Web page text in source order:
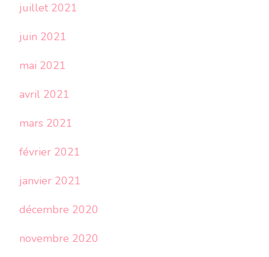
juillet 2021
juin 2021
mai 2021
avril 2021
mars 2021
février 2021
janvier 2021
décembre 2020
novembre 2020